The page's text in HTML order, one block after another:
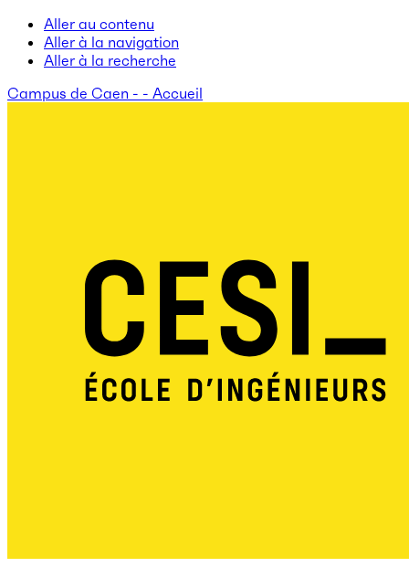
Aller au contenu
Aller à la navigation
Aller à la recherche
Campus de Caen - - Accueil